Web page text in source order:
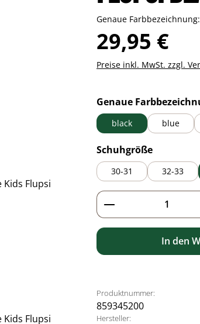
Genaue Farbbezeichnung:
Regulärer Preis:
29,95 €
Preise inkl. MwSt. zzgl.
Genaue
black blue
Schuhgrößeauswählen
30-31 32-33
Produkt
In den
Produktnummer:
859345200
Hersteller: